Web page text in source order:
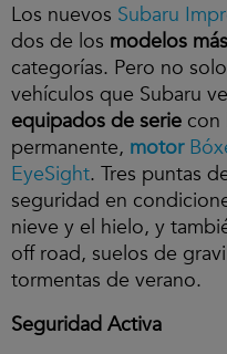
Los nuevos Subaru
dos de los modelos
categorías. Pero no
vehículos que Subaru
equipados de serie con
permanente, motor
EyeSight. Tres puntas
seguridad en
nieve y el hielo, y
off road, suelos de
tormentas de verano.
Seguridad Activa